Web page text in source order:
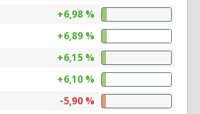
+6,98 %
+6,89 %
+6,15 %
+6,10 %
-5,90 %